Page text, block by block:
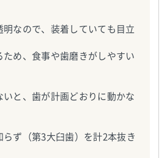
明なので、装着していても目立
ため、食事や歯磨きがしやすい
いと、歯が計画どおりに動かな
らず（第3大臼歯）を計2本抜き